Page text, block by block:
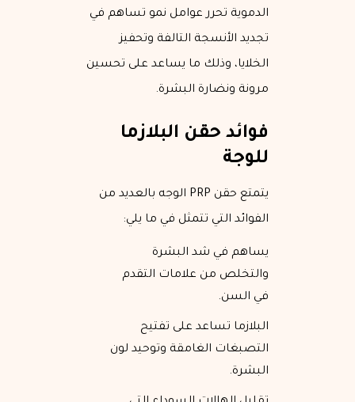
الدموية تحرر عوامل نمو تساهم في
تجديد الأنسجة التالفة وتحفيز
الخلايا، وذلك ما يساعد على تحسين
مرونة ونضارة البشرة.
فوائد حقن البلازما
للوجة
يتمتع حقن PRP الوجه بالعديد من
الفوائد التي تتمثل في ما يلي:
يساهم في شد البشرة
والتخلص من علامات التقدم
في السن.
البلازما تساعد على تفتيح
التصبغات الغامقة وتوحيد لون
البشرة.